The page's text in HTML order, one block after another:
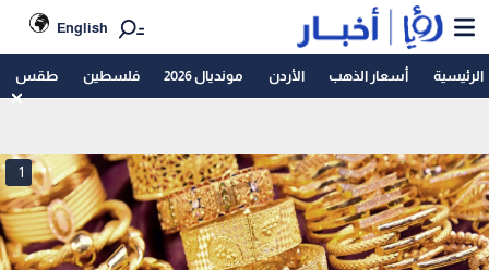
English
الرئيسية أسعار الذهب الأردن مونديال 2026 فلسطين طقس
1